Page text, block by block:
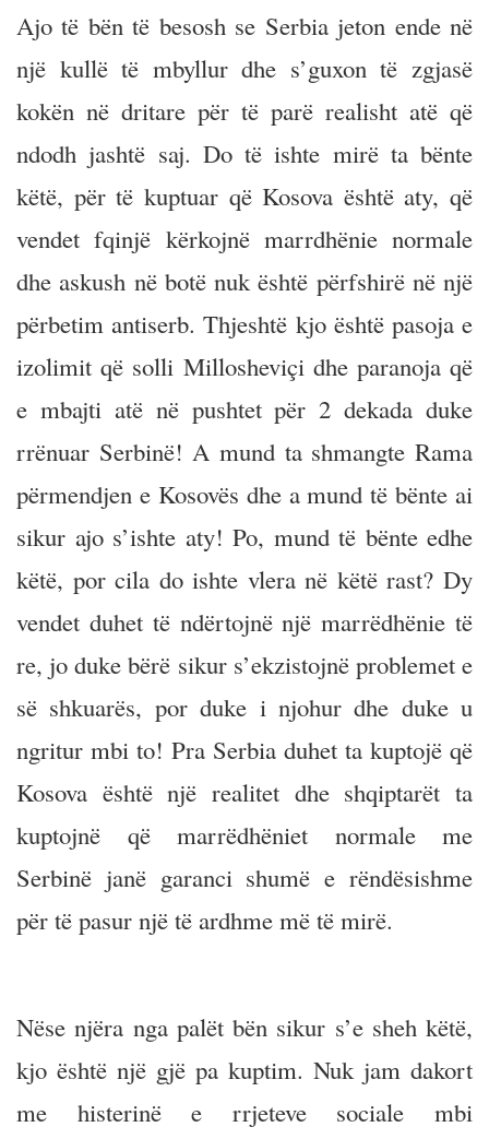
Ajo të bën të besosh se Serbia jeton ende në
një kullë të mbyllur dhe s’guxon të zgjasë
kokën në dritare për të parë realisht atë që
ndodh jashtë saj. Do të ishte mirë ta bënte
këtë, për të kuptuar që Kosova është aty, që
vendet fqinjë kërkojnë marrdhënie normale
dhe askush në botë nuk është përfshirë në një
përbetim antiserb. Thjeshtë kjo është pasoja e
izolimit që solli Millosheviçi dhe paranoja që
e mbajti atë në pushtet për 2 dekada duke
rrënuar Serbinë! A mund ta shmangte Rama
përmendjen e Kosovës dhe a mund të bënte ai
sikur ajo s’ishte aty! Po, mund të bënte edhe
këtë, por cila do ishte vlera në këtë rast? Dy
vendet duhet të ndërtojnë një marrëdhënie të
re, jo duke bërë sikur s’ekzistojnë problemet e
së shkuarës, por duke i njohur dhe duke u
ngritur mbi to! Pra Serbia duhet ta kuptojë që
Kosova është një realitet dhe shqiptarët ta
kuptojnë që marrëdhëniet normale me
Serbinë janë garanci shumë e rëndësishme
për të pasur një të ardhme më të mirë.
Nëse njëra nga palët bën sikur s’e sheh këtë,
kjo është një gjë pa kuptim. Nuk jam dakort
me histerinë e rrjeteve sociale mbi